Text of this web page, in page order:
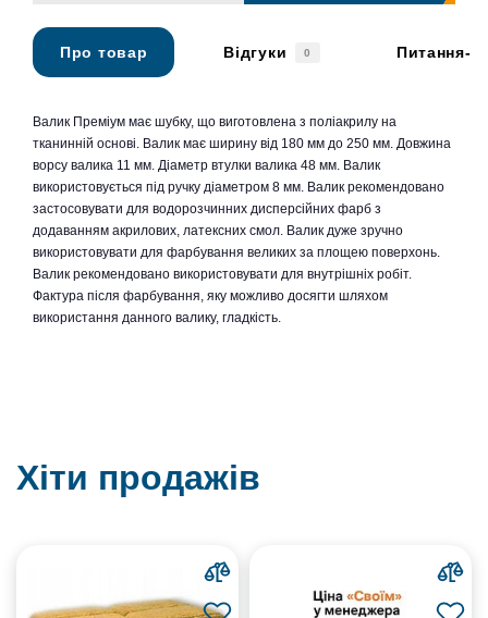
Про товар Відгуки 0 Питання-
Валик Преміум має шубку, що виготовлена з поліакрилу на
тканинній основі. Валик має ширину від 180 мм до 250 мм. Довжина
ворсу валика 11 мм. Діаметр втулки валика 48 мм. Валик
використовується під ручку діаметром 8 мм. Валик рекомендовано
застосовувати для водорозчинних дисперсійних фарб з
додаванням акрилових, латексних смол. Валик дуже зручно
використовувати для фарбування великих за площею поверхонь.
Валик рекомендовано використовувати для внутрішніх робіт.
Фактура після фарбування, яку можливо досягти шляхом
використання данного валику, гладкість.
Хіти продажів